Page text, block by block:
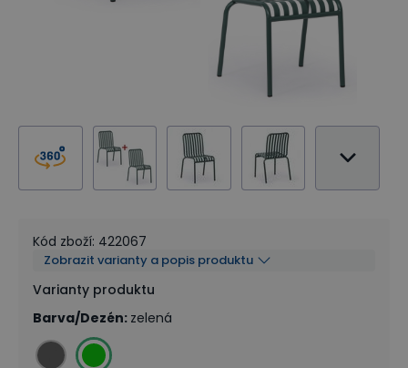
Kód zboží: 422067
Zobrazit varianty a popis produktu
Varianty produktu
Barva/Dezén: zelená